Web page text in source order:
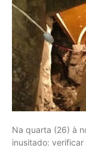
Na quarta (26) à
inusitado: